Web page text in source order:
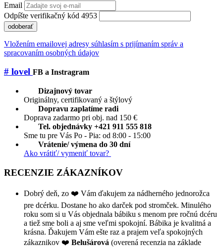
Email
Odpíšte verifikačný kód 4953
odoberať
Vložením emailovej adresy súhlasím s prijímaním správ a
spracovaním osobných údajov
# lovel FB a Instragram
Dizajnový tovar
Originálny, certifikovaný a štýlový
Dopravu zaplatíme radi
Doprava zadarmo pri obj. nad 150 €
Tel. objednávky +421 911 555 818
Sme tu pre Vás Po - Pia: od 8:00 - 15:00
Vrátenie/ výmena do 30 dní
Ako vrátiť/ vymeniť tovar?
RECENZIE ZÁKAZNÍKOV
Dobrý deň, zo ❤️ Vám ďakujem za nádherného jednorožca
pre dcérku. Dostane ho ako darček pod stromček. Minulého
roku som si u Vás objednala bábiku s menom pre ročnú dcéru
a tiež sme boli a aj sme veľmi spokojní. Bábika je kvalitná a
krásna. Ďakujem Vám ešte raz a prajem veľa spokojných
zákaznikov ❤️ Belušárová (overená recenzia na základe